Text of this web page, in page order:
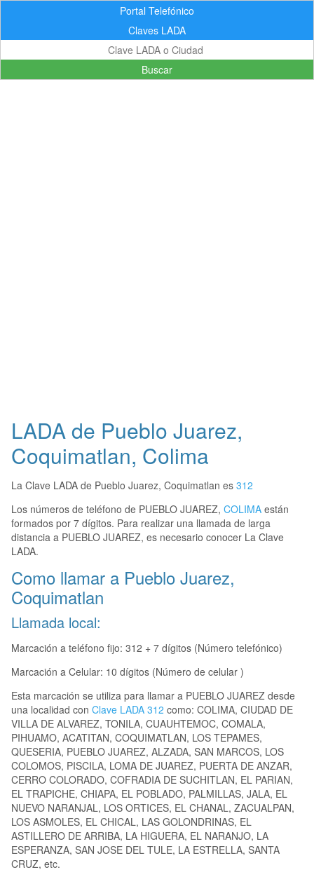
Portal Telefónico
Claves LADA
Buscar
LADA de Pueblo Juarez,
Coquimatlan, Colima
La Clave LADA de Pueblo Juarez, Coquimatlan es 312
Los números de teléfono de PUEBLO JUAREZ, COLIMA están
formados por 7 dígitos. Para realizar una llamada de larga
distancia a PUEBLO JUAREZ, es necesario conocer La Clave
LADA.
Como llamar a Pueblo Juarez,
Coquimatlan
Llamada local:
Marcación a teléfono fijo: 312 + 7 dígitos (Número telefónico)
Marcación a Celular: 10 dígitos (Número de celular )
Esta marcación se utiliza para llamar a PUEBLO JUAREZ desde
una localidad con Clave LADA 312 como: COLIMA, CIUDAD DE
VILLA DE ALVAREZ, TONILA, CUAUHTEMOC, COMALA,
PIHUAMO, ACATITAN, COQUIMATLAN, LOS TEPAMES,
QUESERIA, PUEBLO JUAREZ, ALZADA, SAN MARCOS, LOS
COLOMOS, PISCILA, LOMA DE JUAREZ, PUERTA DE ANZAR,
CERRO COLORADO, COFRADIA DE SUCHITLAN, EL PARIAN,
EL TRAPICHE, CHIAPA, EL POBLADO, PALMILLAS, JALA, EL
NUEVO NARANJAL, LOS ORTICES, EL CHANAL, ZACUALPAN,
LOS ASMOLES, EL CHICAL, LAS GOLONDRINAS, EL
ASTILLERO DE ARRIBA, LA HIGUERA, EL NARANJO, LA
ESPERANZA, SAN JOSE DEL TULE, LA ESTRELLA, SANTA
CRUZ, etc.